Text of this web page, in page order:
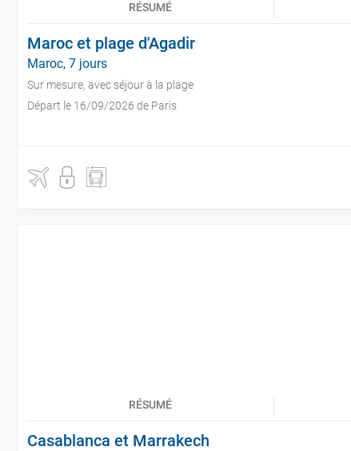
RÉSUMÉ
Maroc et plage d'Agadir
Maroc, 7 jours
Sur mesure, avec séjour à la plage
Départ le 16/09/2026 de Paris
RÉSUMÉ
Casablanca et Marrakech